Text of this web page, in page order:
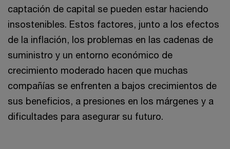
captación de capital se pueden estar haciendo
insostenibles. Estos factores, junto a los efectos
de la inflación, los problemas en las cadenas de
suministro y un entorno económico de
crecimiento moderado hacen que muchas
compañías se enfrenten a bajos crecimientos de
sus beneficios, a presiones en los márgenes y a
dificultades para asegurar su futuro.